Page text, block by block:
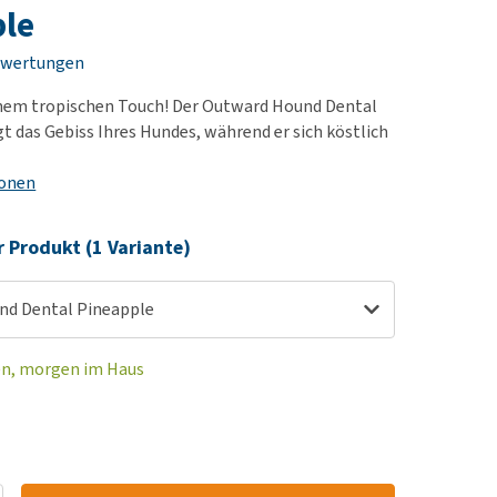
, Nieren- und
Fellprobleme und
ansehen
bekomme ich meinen
(wieder) stubenrein?
ansehen
tropischen Touch! Der Outward Hound Dental
das Gebiss Ihres Hundes, während er sich köstlich
Produkt (1 Variante)
Dental Pineapple
morgen im Haus